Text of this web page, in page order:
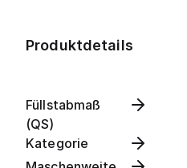
Produktdetails
Füllstabmaß
(QS)
Kategorie